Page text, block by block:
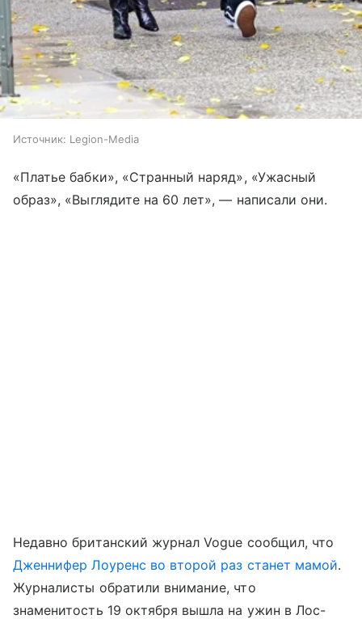
Источник: Legion-Media
«Платье бабки», «Странный наряд», «Ужасный
образ», «Выглядите на 60 лет», — написали они.
Недавно британский журнал Vogue сообщил, что
Дженнифер Лоуренс во второй раз станет мамой.
Журналисты обратили внимание, что
знаменитость 19 октября вышла на ужин в Лос-